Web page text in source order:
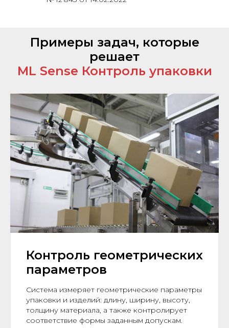
Примеры задач, которые
решает
ML Sense Контроль упаковки
Контроль геометрических
параметров
Система измеряет геометрические параметры
упаковки и изделий: длину, ширину, высоту,
толщину материала, а также контролирует
соответствие формы заданным допускам.